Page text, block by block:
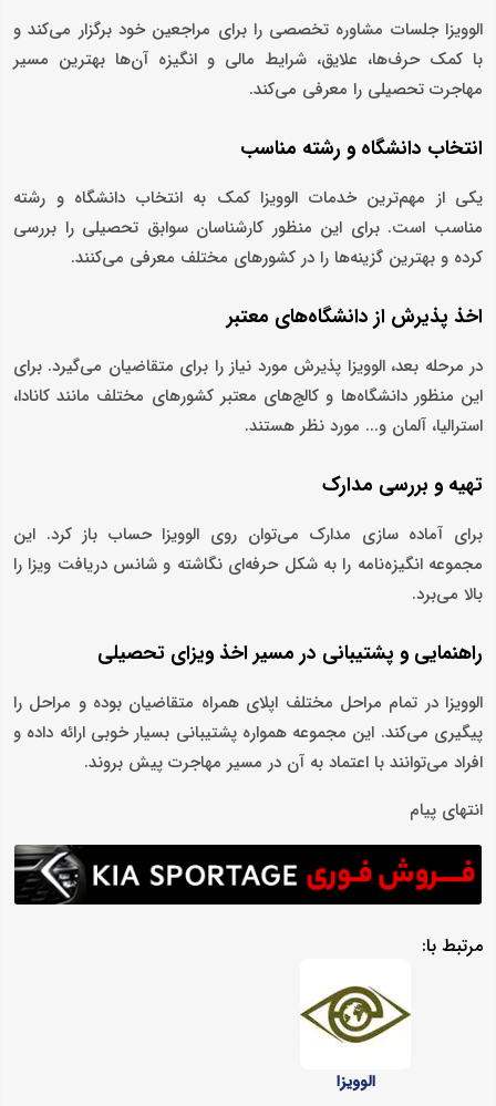
الوویزا جلسات مشاوره تخصصی را برای مراجعین خود برگزار می‌کند و
با کمک حرف‌ها، علایق، شرایط مالی و انگیزه آن‌ها بهترین مسیر
مهاجرت تحصیلی را معرفی می‌کند.
انتخاب دانشگاه و رشته مناسب
یکی از مهم‌ترین خدمات الوویزا کمک به انتخاب دانشگاه و رشته
مناسب است. برای این منظور کارشناسان سوابق تحصیلی را بررسی
کرده و بهترین گزینه‌ها را در کشورهای مختلف معرفی می‌کنند.
اخذ پذیرش از دانشگاه‌های معتبر
در مرحله بعد، الوویزا پذیرش مورد نیاز را برای متقاضیان می‌گیرد. برای
این منظور دانشگاه‌ها و کالج‌های معتبر کشورهای مختلف مانند کانادا،
استرالیا، آلمان و... مورد نظر هستند.
تهیه و بررسی مدارک
برای آماده سازی مدارک می‌توان روی الوویزا حساب باز کرد. این
مجموعه انگیزه‌نامه را به شکل حرفه‌ای نگاشته و شانس دریافت ویزا را
بالا می‌برد.
راهنمایی و پشتیبانی در مسیر اخذ ویزای تحصیلی
الوویزا در تمام مراحل مختلف اپلای همراه متقاضیان بوده و مراحل را
پیگیری می‌کند. این مجموعه همواره پشتیبانی بسیار خوبی ارائه داده و
افراد می‌توانند با اعتماد به آن در مسیر مهاجرت پیش بروند.
انتهای پیام
مرتبط با:
الوویزا